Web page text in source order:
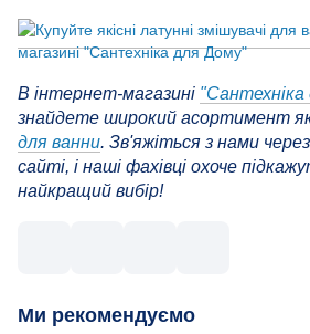
В інтернет-магазині
знайдете широкий асортимент
для ванни. Зв'яжіться з нами через
сайті, і наші фахівці охоче
найкращий вибір!
Ми рекомендуємо